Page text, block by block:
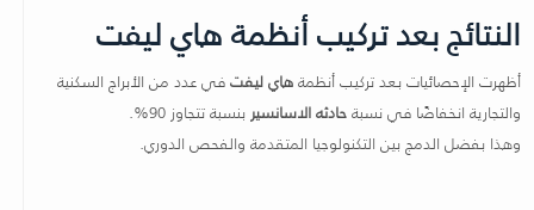
النتائج بعد تركيب أنظمة هاي ليفت
أظهرت الإحصائيات بعد تركيب أنظمةهاي ليفتفي عدد من الأبراج السكنية
والتجارية انخفاضًا في نسبةحادثه الاسانسير بنسبة تتجاوز 90%.
وهذا بفضل الدمج بين التكنولوجيا المتقدمة والفحص الدوري.